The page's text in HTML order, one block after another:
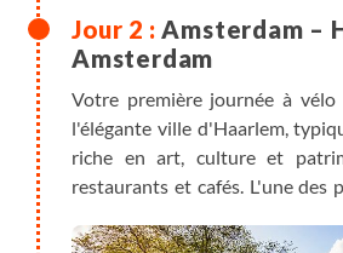
Amsterdam –
Amsterdam
Votre première journée à vélo
l'élégante ville d'Haarlem,
riche en art, culture et
restaurants et cafés. L'une des
attention. Si vous préférez